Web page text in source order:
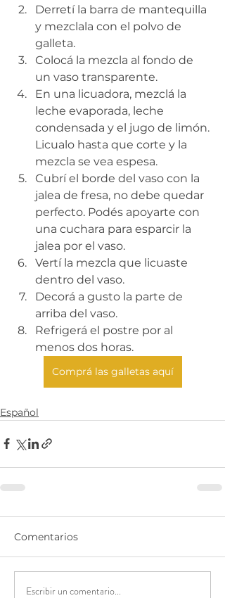
Derretí la barra de mantequilla
y mezclala con el polvo de
galleta.
Colocá la mezcla al fondo de
un vaso transparente.
En una licuadora, mezclá la
leche evaporada, leche
condensada y el jugo de limón.
Licualo hasta que corte y la
mezcla se vea espesa.
Cubrí el borde del vaso con la
jalea de fresa, no debe quedar
perfecto. Podés apoyarte con
una cuchara para esparcir la
jalea por el vaso.
Vertí la mezcla que licuaste
dentro del vaso.
Decorá a gusto la parte de
arriba del vaso.
Refrigerá el postre por al
menos dos horas.
Comprá las galletas aquí
Español
Comentarios
Escribir un comentario...